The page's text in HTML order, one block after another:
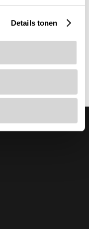
Details tonen